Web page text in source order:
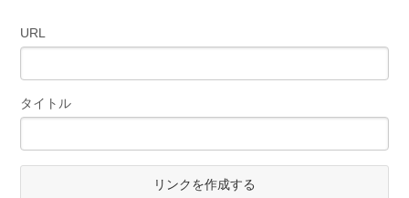
URL
タイトル
リンクを作成する